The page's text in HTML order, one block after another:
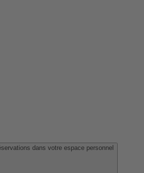
dans votre espace personnel